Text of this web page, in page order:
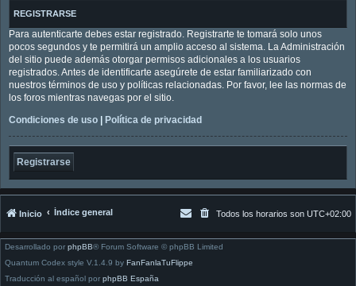
REGISTRARSE
Para autenticarte debes estar registrado. Registrarte te tomará solo unos
pocos segundos y te permitirá un amplio acceso al sistema. La Administración
del sitio puede además otorgar permisos adicionales a los usuarios
registrados. Antes de identificarte asegúrete de estar familiarizado con
nuestros términos de uso y políticas relacionadas. Por favor, lee las normas de
los foros mientras navegas por el sitio.
Condiciones de uso
Política de privacidad
Registrarse
Inicio Índice general Todos los horarios son UTC+02:00
Desarrollado por phpBB® Forum Software © phpBB Limited
Quantum Codex style V.1.4.9 by FanFanlaTuFlippe
Traducción al español por phpBB España